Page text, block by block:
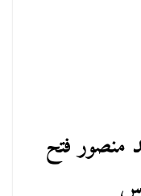
منصور فتح